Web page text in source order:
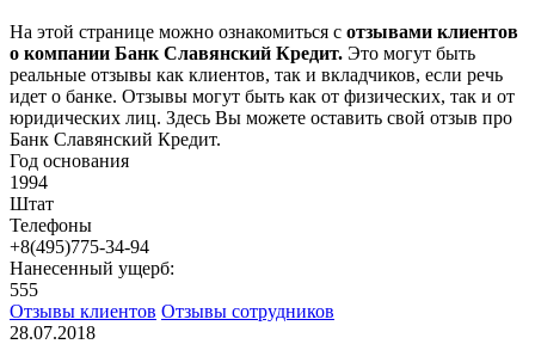
На этой странице можно ознакомиться с отзывами клиентов
о компании Банк Славянский Кредит. Это могут быть
реальные отзывы как клиентов, так и вкладчиков, если речь
идет о банке. Отзывы могут быть как от физических, так и от
юридических лиц. Здесь Вы можете оставить свой отзыв про
Банк Славянский Кредит.
Год основания
1994
Штат
Телефоны
+8(495)775-34-94
Нанесенный ущерб:
555
Отзывы клиентов Отзывы сотрудников
28.07.2018